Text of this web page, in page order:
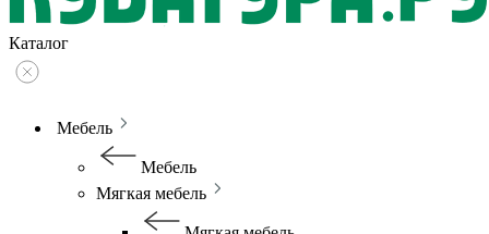
Каталог
Мебель
Мебель
Мягкая мебель